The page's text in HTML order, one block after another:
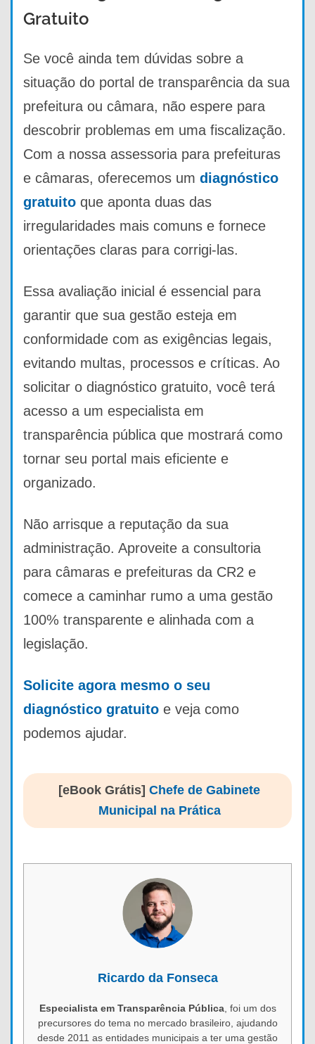
Gratuito
Se você ainda tem dúvidas sobre a
situação do portal de transparência da sua
prefeitura ou câmara, não espere para
descobrir problemas em uma fiscalização.
Com a nossa assessoria para prefeituras
e câmaras, oferecemos um diagnóstico
gratuito que aponta duas das
irregularidades mais comuns e fornece
orientações claras para corrigi-las.
Essa avaliação inicial é essencial para
garantir que sua gestão esteja em
conformidade com as exigências legais,
evitando multas, processos e críticas. Ao
solicitar o diagnóstico gratuito, você terá
acesso a um especialista em
transparência pública que mostrará como
tornar seu portal mais eficiente e
organizado.
Não arrisque a reputação da sua
administração. Aproveite a consultoria
para câmaras e prefeituras da CR2 e
comece a caminhar rumo a uma gestão
100% transparente e alinhada com a
legislação.
Solicite agora mesmo o seu
diagnóstico gratuito e veja como
podemos ajudar.
[eBook Grátis] Chefe de Gabinete
Municipal na Prática
Ricardo da Fonseca
Especialista em Transparência Pública, foi um dos
precursores do tema no mercado brasileiro, ajudando
desde 2011 as entidades municipais a ter uma gestão